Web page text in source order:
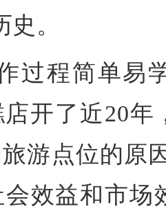
。
过程简单易
开了近20
游点位的原
效益和市场